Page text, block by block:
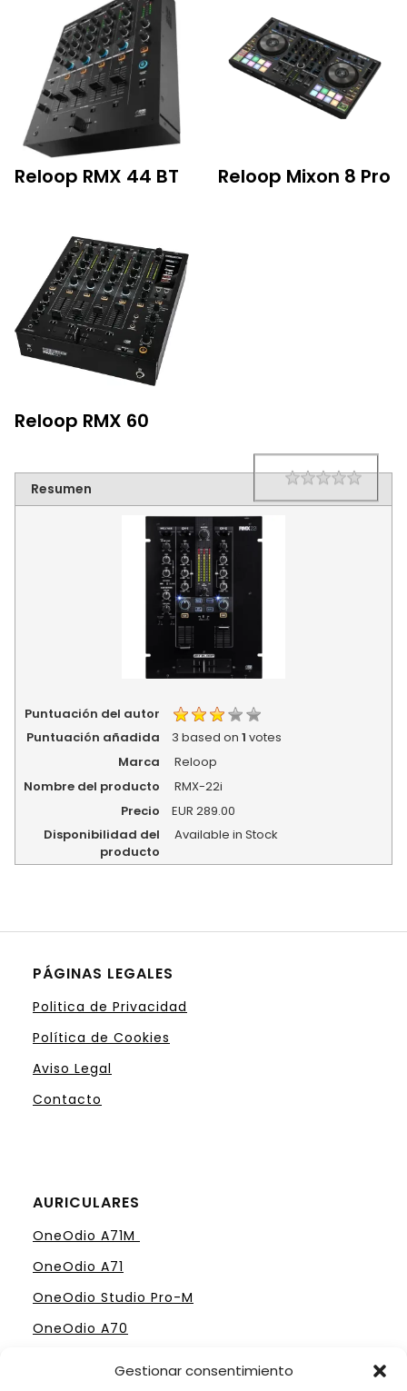
Gestionar consentimiento
Reloop RMX 44 BT Reloop Mixon 8 Pro
Reloop RMX 60
Resumen Rating 1 star
2
3
4
5
Puntuación del autor
Puntuación añadida
3 based on1 votes
Marca
Reloop
Nombre del producto
RMX-22i
Precio
EUR 289.00
Disponibilidad del
producto
Available in Stock
PÁGINAS LEGALES
Politica de Privacidad
Política de Cookies
Aviso Legal
Contacto
AURICULARES
OneOdio A71M
OneOdio A71
OneOdio Studio Pro-M
OneOdio A70